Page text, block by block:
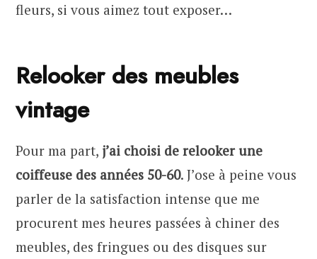
fleurs, si vous aimez tout exposer…
Relooker des meubles
vintage
Pour ma part, j’ai choisi de relooker une
coiffeuse des années 50-60. J’ose à peine vous
parler de la satisfaction intense que me
procurent mes heures passées à chiner des
meubles, des fringues ou des disques sur